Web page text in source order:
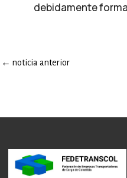
debidamente
← noticia anterior